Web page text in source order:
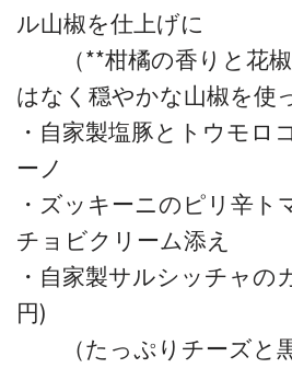
ル山椒を仕上げに
（**柑橘の香りと花椒
はなく穏やかな山椒を使
・自家製塩豚とトウモロ
ーノ
・ズッキーニのピリ辛
チョビクリーム添え
・自家製サルシッチャの
円)
（たっぷりチーズと